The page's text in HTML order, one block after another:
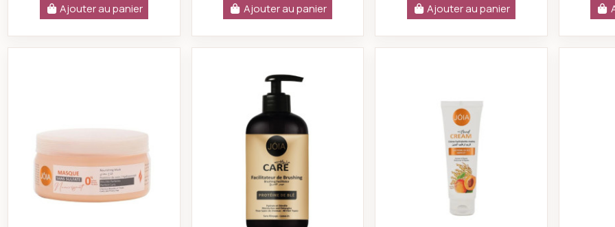
Ajouter au panier Ajouter au panier Ajouter au panier